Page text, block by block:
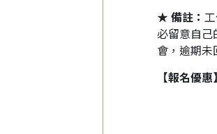
★ 備註：
必留意自己
會，逾期未
【報名優